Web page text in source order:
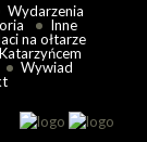
Wydarzenia
Inne
na ołtarze
Wywiad